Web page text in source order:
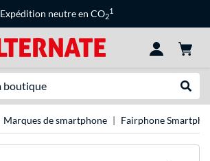
Expédition neutre en CO2
1
Marques de smartphone Fairphone